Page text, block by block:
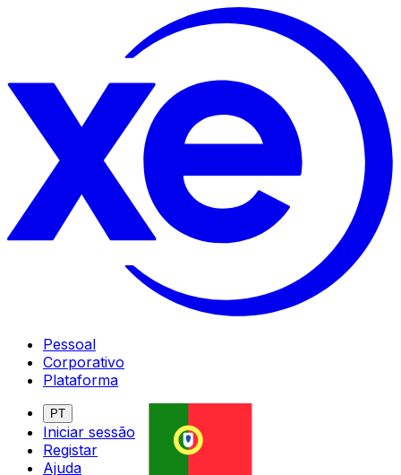
Pessoal
Corporativo
Plataforma
PT
Iniciar sessão
Registar
Ajuda